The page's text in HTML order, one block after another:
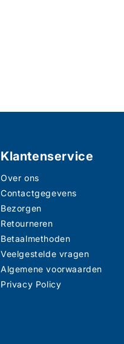
Klantenservice
Over ons
Contactgegevens
Bezorgen
Retourneren
Betaalmethoden
Veelgestelde vragen
Algemene voorwaarden
Privacy Policy